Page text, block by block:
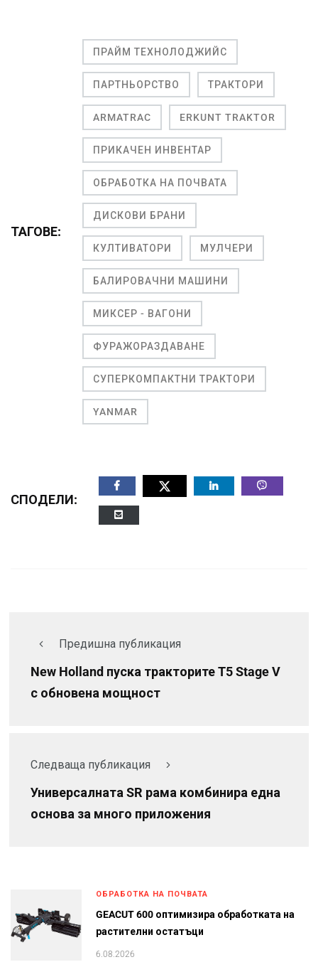
ТАГОВЕ:
ПРАЙМ ТЕХНОЛОДЖИЙС
ПАРТНЬОРСТВО ТРАКТОРИ
ARMATRAC ERKUNT TRAKTOR
ПРИКАЧЕН ИНВЕНТАР
ОБРАБОТКА НА ПОЧВАТА
ДИСКОВИ БРАНИ
КУЛТИВАТОРИ МУЛЧЕРИ
БАЛИРОВАЧНИ МАШИНИ
МИКСЕР - ВАГОНИ
ФУРАЖОРАЗДАВАНЕ
СУПЕРКОМПАКТНИ ТРАКТОРИ
YANMAR
СПОДЕЛИ:
Предишна публикация
New Holland пуска тракторите T5 Stage V
с обновeна мощност
Следваща публикация
Универсалната SR рама комбинира една
основа за много приложения
ОБРАБОТКА НА ПОЧВАТА
GEACUT 600 оптимизира обработката на
растителни остатъци
6.08.2026